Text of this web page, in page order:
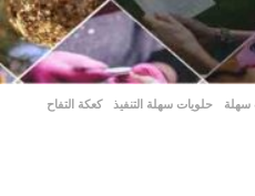
سهلة ,
حلويات سهلة التنفيذ ,
كعكة التفاح